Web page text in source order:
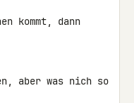
kommt, dann
aber was nich so